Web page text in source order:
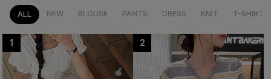
ALL NEW BLOUSE PANTS DRESS KNIT T-SHIRT